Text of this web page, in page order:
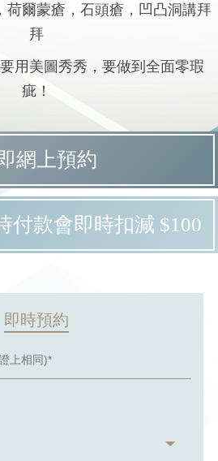
荷爾蒙瘡，石頭瘡，凹凸洞講拜
拜
用美圖秀秀，要做到全面零瑕
疵！
網上預約
付款會即時扣減 $100
即時預約